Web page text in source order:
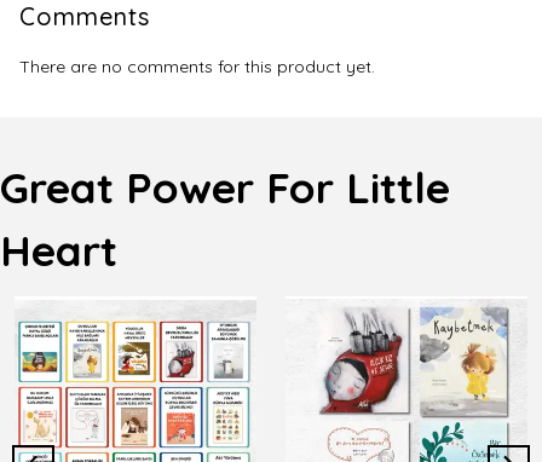
Comments
There are no comments for this product yet.
Great Power For Little
Heart